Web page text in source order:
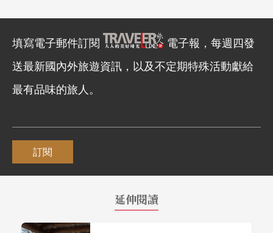
填寫電子郵件訂閱
電子報，每週四發
送最新國內外旅遊資訊，以及不定期特殊活動獻給
最有品味的旅人。
訂閱
延伸閱讀